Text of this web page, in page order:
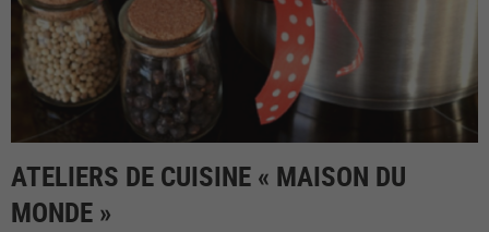
ATELIERS DE CUISINE « MAISON DU
MONDE »